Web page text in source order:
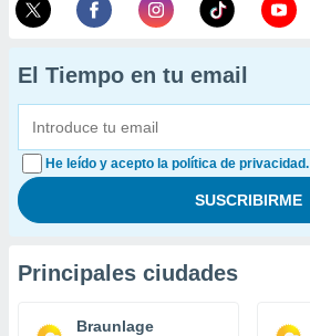
El Tiempo en tu email
He leído y acepto la política de privacidad.
Principales ciudades
Braunlage